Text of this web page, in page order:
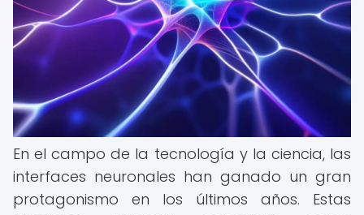
En el campo de la tecnología y la ciencia, las
interfaces neuronales han ganado un gran
protagonismo en los últimos años. Estas